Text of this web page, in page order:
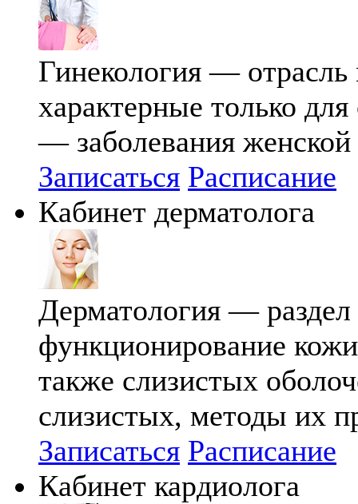
Гинекология —
характерные только
— заболевания
Записаться Расписание
Кабинет дерматолога
Дерматология —
функционирование
также слизистых
слизистых, методы их
Записаться Расписание
Кабинет кардиолога